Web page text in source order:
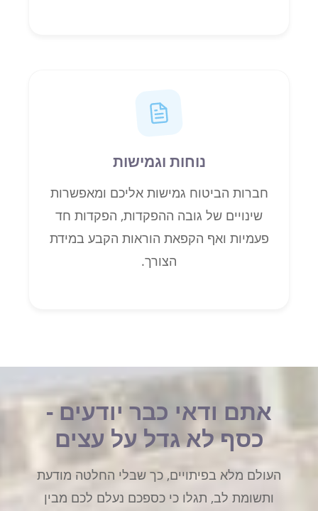
נוחות וגמישות
חברות הביטוח גמישות אליכם ומאפשרות
שינויים של גובה ההפקדות, הפקדות חד
פעמיות ואף הקפאת הוראות הקבע במידת
הצורך.
אתם ודאי כבר יודעים -
כסף לא גדל על עצים
העולם מלא בפיתויים, כך שבלי החלטה מודעת
ותשומת לב, תגלו כי כספכם נעלם לכם מבין